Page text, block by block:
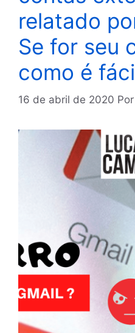
relatado
Se for seu
como é
16 de abril de 2020 Por